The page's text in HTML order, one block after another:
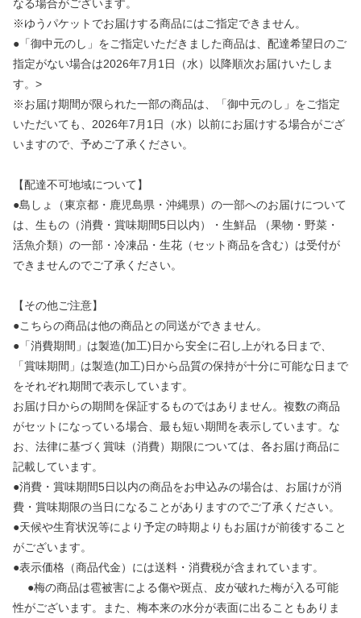
なる場合がございます。
※ゆうパケットでお届けする商品にはご指定できません。
●「御中元のし」をご指定いただきました商品は、配達希望日のご
指定がない場合は2026年7月1日（水）以降順次お届けいたしま
す。>
※お届け期間が限られた一部の商品は、「御中元のし」をご指定
いただいても、2026年7月1日（水）以前にお届けする場合がござ
いますので、予めご了承ください。
【配達不可地域について】
●島しょ（東京都・鹿児島県・沖縄県）の一部へのお届けについて
は、生もの（消費・賞味期間5日以内）・生鮮品 （果物・野菜・
活魚介類）の一部・冷凍品・生花（セット商品を含む）は受付が
できませんのでご了承ください。
【その他ご注意】
●こちらの商品は他の商品との同送ができません。
●「消費期間」は製造(加工)日から安全に召し上がれる日まで、
「賞味期間」は製造(加工)日から品質の保持が十分に可能な日まで
をそれぞれ期間で表示しています。
お届け日からの期間を保証するものではありません。複数の商品
がセットになっている場合、最も短い期間を表示しています。な
お、法律に基づく賞味（消費）期限については、各お届け商品に
記載しています。
●消費・賞味期間5日以内の商品をお申込みの場合は、お届けが消
費・賞味期限の当日になることがありますのでご了承ください。
●天候や生育状況等により予定の時期よりもお届けが前後すること
がございます。
●表示価格（商品代金）には送料・消費税が含まれています。
●梅の商品は雹被害による傷や斑点、皮が破れた梅が入る可能
性がございます。また、梅本来の水分が表面に出ることもありま